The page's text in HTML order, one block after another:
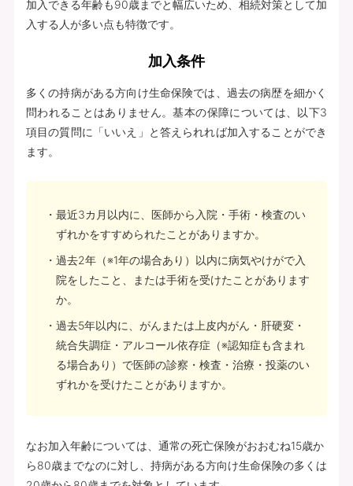
加入できる年齢も90歳までと幅広いため、相続対策として加
入する人が多い点も特徴です。
加入条件
多くの持病がある方向け生命保険では、過去の病歴を細かく
問われることはありません。基本の保障については、以下3
項目の質問に「いいえ」と答えられれば加入することができ
ます。
最近3カ月以内に、医師から入院・手術・検査のい
ずれかをすすめられたことがありますか。
過去2年（※1年の場合あり）以内に病気やけがで入
院をしたこと、または手術を受けたことがあります
か。
過去5年以内に、がんまたは上皮内がん・肝硬変・
統合失調症・アルコール依存症（※認知症も含まれ
る場合あり）で医師の診察・検査・治療・投薬のい
ずれかを受けたことがありますか。
なお加入年齢については、通常の死亡保険がおおむね15歳か
ら80歳までなのに対し、持病がある方向け生命保険の多くは